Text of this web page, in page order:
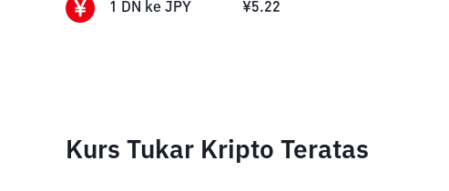
1 DN ke JPY ¥5.22
Kurs Tukar Kripto Teratas